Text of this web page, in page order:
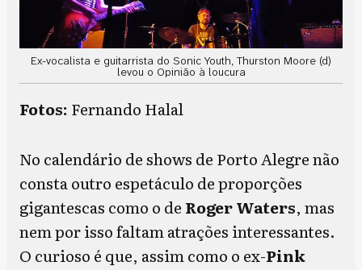
Ex-vocalista e guitarrista do Sonic Youth, Thurston Moore (d)
levou o Opinião à loucura
Fotos: Fernando Halal
No calendário de shows de Porto Alegre não
consta outro espetáculo de proporções
gigantescas como o de Roger Waters, mas
nem por isso faltam atrações interessantes.
O curioso é que, assim como o ex-Pink